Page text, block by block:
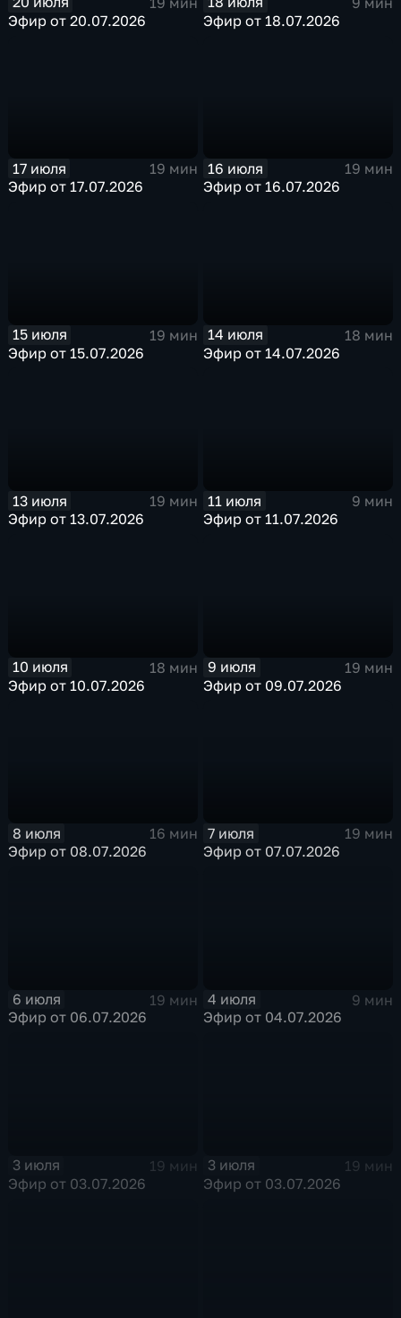
Эфир от 20.07.2026
Эфир от 18.07.2026
17 июля
19 мин
Эфир от 17.07.2026
16 июля
19 мин
Эфир от 16.07.2026
15 июля
19 мин
Эфир от 15.07.2026
14 июля
18 мин
Эфир от 14.07.2026
13 июля
19 мин
Эфир от 13.07.2026
11 июля
9 мин
Эфир от 11.07.2026
10 июля
18 мин
Эфир от 10.07.2026
9 июля
19 мин
Эфир от 09.07.2026
8 июля
16 мин
Эфир от 08.07.2026
7 июля
19 мин
Эфир от 07.07.2026
6 июля
19 мин
Эфир от 06.07.2026
4 июля
9 мин
Эфир от 04.07.2026
3 июля
19 мин
Эфир от 03.07.2026
3 июля
19 мин
Эфир от 03.07.2026